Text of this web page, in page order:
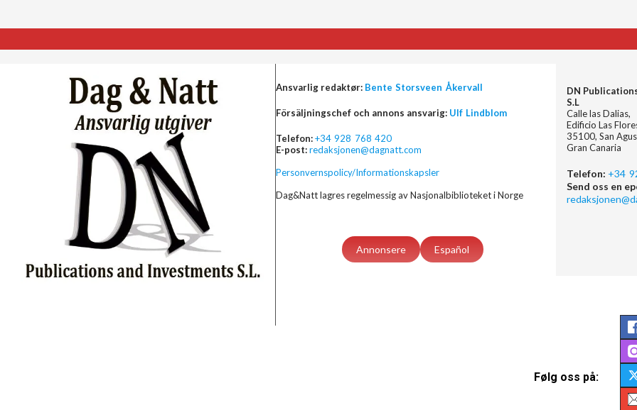
Ansvarlig redaktør: Bente Storsveen Åkervall
Försäljningschef och annons ansvarig: Ulf Lindblom
Telefon:+34 928 768 420
E-post:redaksjonen@dagnatt.com
Personvernspolicy/Informationskapsler
Dag&Natt lagres regelmessig av Nasjonalbiblioteket i Norge
Annonsere Español
DN
S.L
Calle las Dalias,
Edificio Las
35100, San
Gran Canaria
Telefon: +34
Send oss en
Følg oss på: